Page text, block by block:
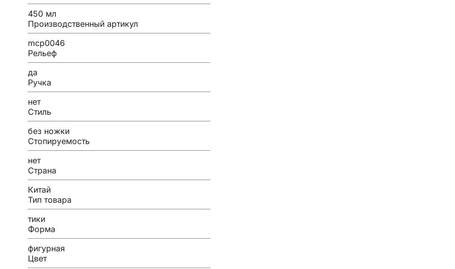
450 мл
Производственный артикул
mcp0046
Рельеф
да
Ручка
нет
Стиль
без ножки
Стопируемость
нет
Страна
Китай
Тип товара
тики
Форма
фигурная
Цвет